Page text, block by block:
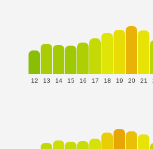
12 13 14 15 16 17 18 19 20 21